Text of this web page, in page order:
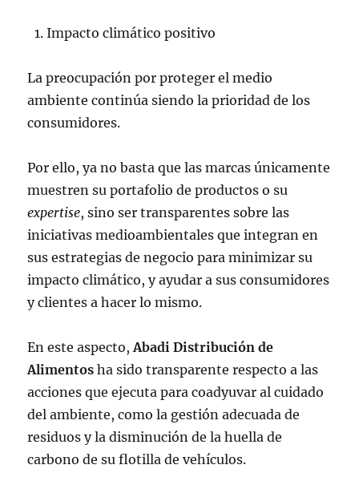
Impacto climático positivo
La preocupación por proteger el medio
ambiente continúa siendo la prioridad de los
consumidores.
Por ello, ya no basta que las marcas únicamente
muestren su portafolio de productos o su
expertise, sino ser transparentes sobre las
iniciativas medioambientales que integran en
sus estrategias de negocio para minimizar su
impacto climático, y ayudar a sus consumidores
y clientes a hacer lo mismo.
En este aspecto,Abadi Distribución de
Alimentosha sido transparente respecto a las
acciones que ejecuta para coadyuvar al cuidado
del ambiente, como la gestión adecuada de
residuos y la disminución de la huella de
carbono de su flotilla de vehículos.